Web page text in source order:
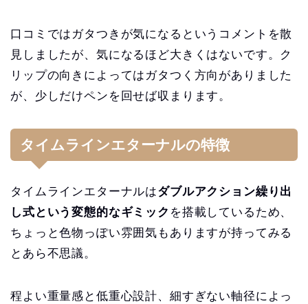
口コミではガタつきが気になるというコメントを散
見しましたが、気になるほど大きくはないです。ク
リップの向きによってはガタつく方向がありました
が、少しだけペンを回せば収まります。
タイムラインエターナルの特徴
タイムラインエターナルはダブルアクション繰り出
し式という変態的なギミック を搭載しているため、
ちょっと色物っぽい雰囲気もありますが持ってみる
とあら不思議。
程よい重量感と低重心設計、細すぎない軸径によっ